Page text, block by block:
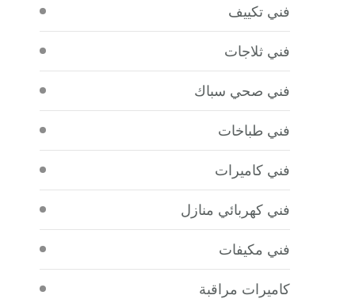
فني تكييف
فني ثلاجات
فني صحي سباك
فني طباخات
فني كاميرات
فني كهربائي منازل
فني مكيفات
كاميرات مراقبة